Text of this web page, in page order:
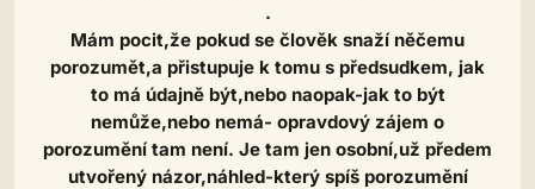
.
Mám pocit,že pokud se člověk snaží něčemu
porozumět,a přistupuje k tomu s předsudkem, jak
to má údajně být,nebo naopak-jak to být
nemůže,nebo nemá- opravdový zájem o
porozumění tam není. Je tam jen osobní,už předem
utvořený názor,náhled-který spíš porozumění